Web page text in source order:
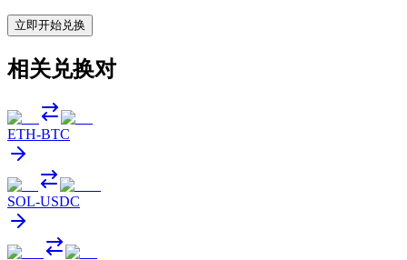
立即开始兑换
相关兑换对
ETH-BTC
SOL-USDC